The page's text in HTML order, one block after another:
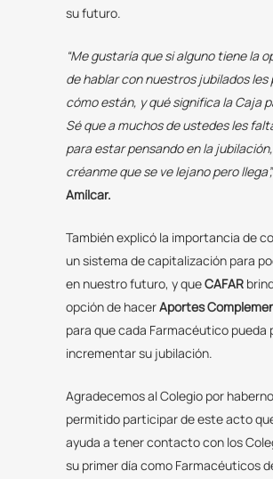
su futuro.
“Me gustaría que si alguno tiene la
de hablar con nuestros jubilados
cómo están, y qué significa la Caja
Sé que a muchos de ustedes les
para estar pensando en la
créanme que se ve lejano pero llega”,
Amílcar.
También explicó la importancia de
un sistema de capitalización para
en nuestro futuro, y queCAFAR
opción de hacerAportes
para que cada Farmacéutico pueda
incrementar su jubilación.
Agradecemos al Colegio por
permitido participar de este acto
ayuda a tener contacto con los
su primer día como Farmacéuticos